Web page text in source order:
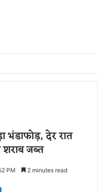
भंडाफोड़, देर रात
शराब जब्त
PM 2 minutes read